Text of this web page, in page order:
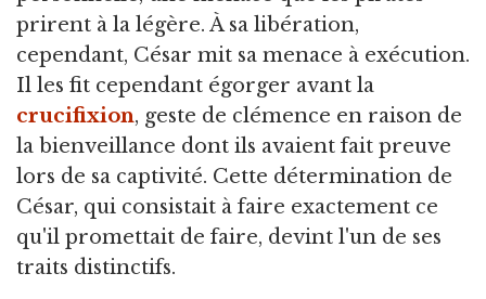
prirent à la légère. À sa libération,
cependant, César mit sa menace à exécution.
Il les fit cependant égorger avant la
crucifixion, geste de clémence en raison de
la bienveillance dont ils avaient fait preuve
lors de sa captivité. Cette détermination de
César, qui consistait à faire exactement ce
qu'il promettait de faire, devint l'un de ses
traits distinctifs.